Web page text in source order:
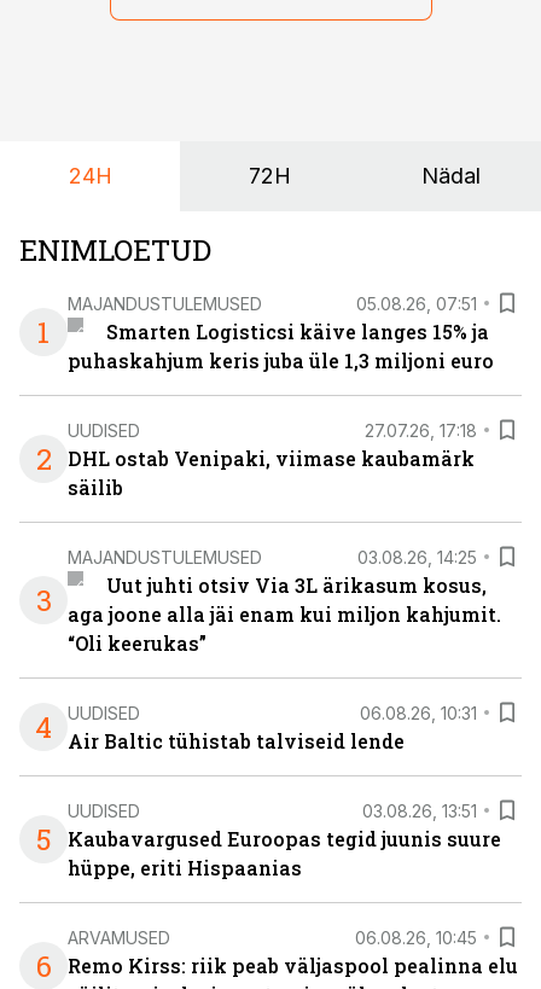
maailmameistrivõistlused.
24H 72H Nädal
ENIMLOETUD
1
MAJANDUSTULEMUSED 05.08.26, 07:51
Smarten Logisticsi käive langes 15% ja
puhaskahjum keris juba üle 1,3 miljoni euro
2
UUDISED 27.07.26, 17:18
DHL ostab Venipaki, viimase kaubamärk
säilib
3
MAJANDUSTULEMUSED 03.08.26, 14:25
Uut juhti otsiv Via 3L ärikasum kosus,
aga joone alla jäi enam kui miljon kahjumit.
“Oli keerukas”
4 UUDISED 06.08.26, 10:31
Air Baltic tühistab talviseid lende
5
UUDISED 03.08.26, 13:51
Kaubavargused Euroopas tegid juunis suure
hüppe, eriti Hispaanias
6
ARVAMUSED 06.08.26, 10:45
Remo Kirss: riik peab väljaspool pealinna elu